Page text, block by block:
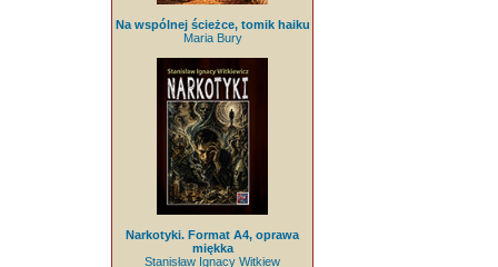
Na wspólnej ścieżce, tomik haiku
Maria Bury
Narkotyki. Format A4, oprawa
miękka
Stanisław Ignacy Witkiew